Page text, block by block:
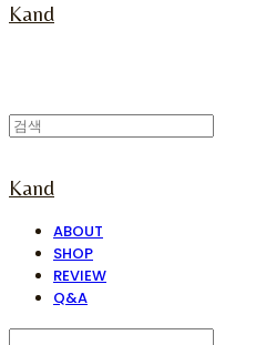
Kand
Kand
ABOUT
SHOP
REVIEW
Q&A